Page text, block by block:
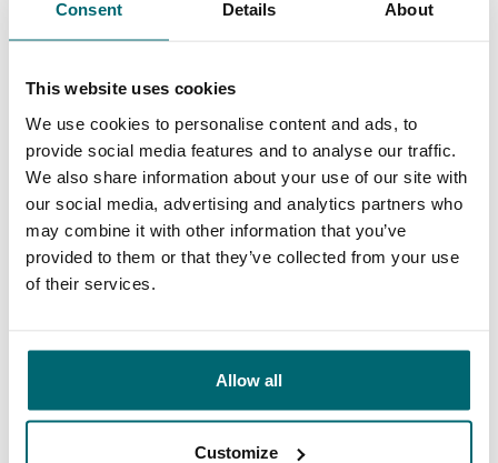
Consent Details About
This website uses cookies
We use cookies to personalise content and ads, to
provide social media features and to analyse our traffic.
We also share information about your use of our site with
our social media, advertising and analytics partners who
may combine it with other information that you’ve
provided to them or that they’ve collected from your use
of their services.
Allow all
Customize
Schon 152.908
zufriedene Angler
Diese Firmen sind Ihnen bereits
vorausgegangen!
1 3